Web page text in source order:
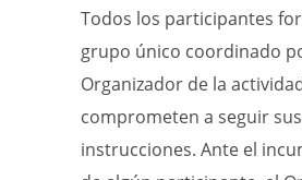
Todos los participantes
grupo único coordinado
Organizador de la
comprometen a seguir sus
instrucciones. Ante el